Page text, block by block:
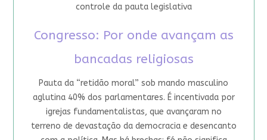
controle da pauta legislativa
Congresso: Por onde avançam as
bancadas religiosas
Pauta da “retidão moral” sob mando masculino
aglutina 40% dos parlamentares. É incentivada por
igrejas fundamentalistas, que avançaram no
terreno de devastação da democracia e desencanto